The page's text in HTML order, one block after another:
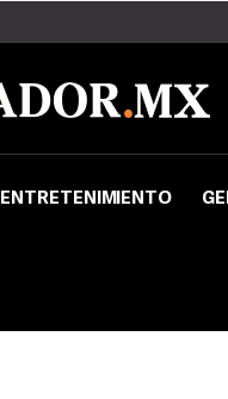
ENTRETENIMIENTO